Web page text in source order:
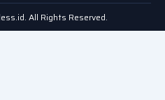
All Rights Reserved.